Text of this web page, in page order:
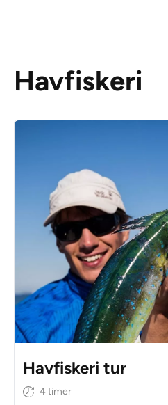
Havfiskeri
Havfiskeri tur
4 timer